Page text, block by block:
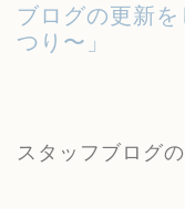
ブログの更新
つり〜」
スタッフブログ